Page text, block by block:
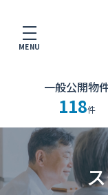
MENU
一般公開物
118件